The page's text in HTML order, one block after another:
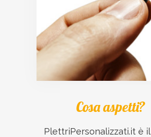
Cosa aspetti?
PlettriPersonalizzati.it è il